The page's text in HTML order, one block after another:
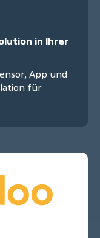
in Ihrer
App und
für